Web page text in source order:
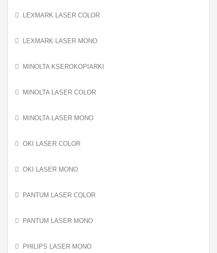
LEXMARK LASER COLOR
LEXMARK LASER MONO
MINOLTA KSEROKOPIARKI
MINOLTA LASER COLOR
MINOLTA LASER MONO
OKI LASER COLOR
OKI LASER MONO
PANTUM LASER COLOR
PANTUM LASER MONO
PHILIPS LASER MONO